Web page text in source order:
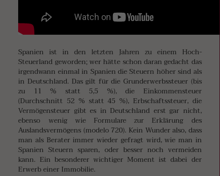
Spanien ist in den letzten Jahren zu einem Hoch-
Steuerland geworden; wer hätte schon daran gedacht das
irgendwann einmal in Spanien die Steuern höher sind als
in Deutschland. Das gilt für die Grunderwerbssteuer (bis
zu 11 % statt 5,5 %), die Einkommensteuer
(Durchschnitt 52 % statt 45 %), Erbschaftssteuer, die
Vermögensteuer gibt es in Deutschland erst gar nicht,
ebenso wenig wie Formulare zur Erklärung des
Auslandsvermögens (modelo 720). Kein Wunder also, dass
man als Berater immer wieder gefragt wird, wie man in
Spanien Steuern sparen, oder besser noch vermeiden
kann. Ein besonderer wichtiger Moment ist dabei der
Erwerb einer Immobilie.